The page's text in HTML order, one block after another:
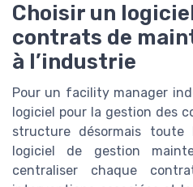
Choisir un
contrats de
à l’industrie
Pour un facility manager
logiciel pour la gestion des
structure désormais toute
logiciel de gestion
centraliser chaque